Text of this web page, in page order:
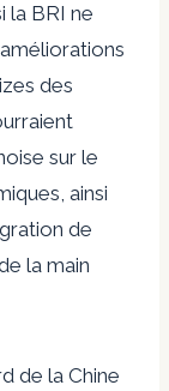
la BRI ne
des
sur le
ainsi
de
la main
de la Chine